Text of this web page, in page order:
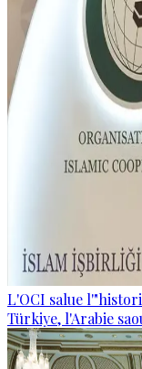
L'OCI salue
Türkiye, l'Arabie